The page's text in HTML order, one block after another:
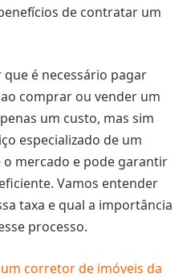
de contratar um
é necessário pagar
comprar ou vender um
um custo, mas sim
especializado de um
mercado e pode garantir
Vamos entender
taxa e qual a importância
processo.
corretor de imóveis da